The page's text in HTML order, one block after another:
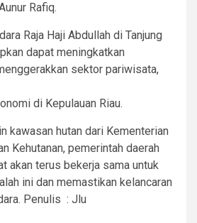
Rafiq.
Raja Haji Abdullah di Tanjung
dapat meningkatkan
sektor pariwisata,
di Kepulauan Riau.
kawasan hutan dari Kementerian
Kehutanan, pemerintah daerah
akan terus bekerja sama untuk
ini dan memastikan kelancaran
Penulis : Jlu